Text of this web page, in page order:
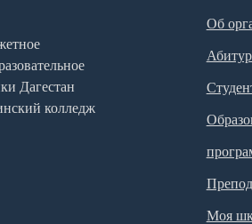
Дагестан
колледж
Об
Моя